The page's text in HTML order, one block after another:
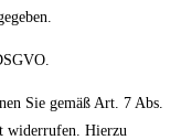
Sie gemäß Art. 7 Abs.
widerrufen. Hierzu